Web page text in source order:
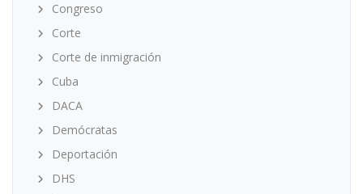
Congreso
Corte
Corte de inmigración
Cuba
DACA
Demócratas
Deportación
DHS